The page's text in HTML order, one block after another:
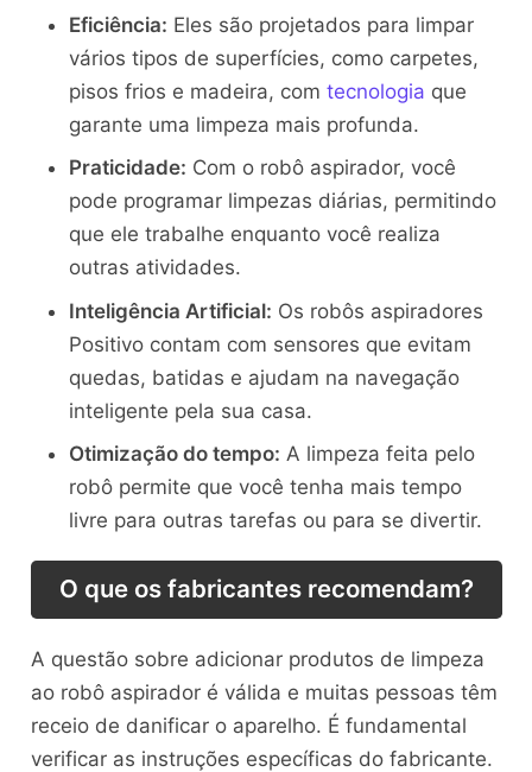
Eficiência: Eles são projetados para limpar
vários tipos de superfícies, como carpetes,
pisos frios e madeira, com tecnologia que
garante uma limpeza mais profunda.
Praticidade: Com o robô aspirador, você
pode programar limpezas diárias, permitindo
que ele trabalhe enquanto você realiza
outras atividades.
Inteligência Artificial: Os robôs aspiradores
Positivo contam com sensores que evitam
quedas, batidas e ajudam na navegação
inteligente pela sua casa.
Otimização do tempo: A limpeza feita pelo
robô permite que você tenha mais tempo
livre para outras tarefas ou para se divertir.
O que os fabricantes recomendam?
A questão sobre adicionar produtos de limpeza
ao robô aspirador é válida e muitas pessoas têm
receio de danificar o aparelho. É fundamental
verificar as instruções específicas do fabricante.